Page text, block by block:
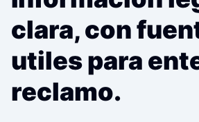
clara, con
utiles para
reclamo.